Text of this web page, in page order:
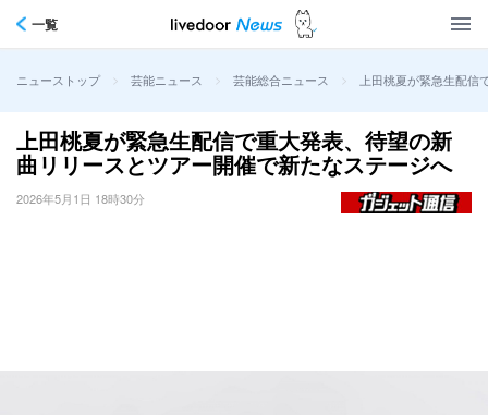
一覧
ニューストップ > 芸能ニュース > 芸能総合ニュース > 上田桃夏が緊急生配信
上田桃夏が緊急生配信で重大発表、待望の新
曲リリースとツアー開催で新たなステージへ
2026年5月1日 18時30分